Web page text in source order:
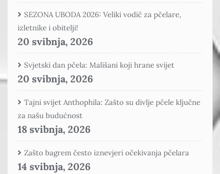
SEZONA UBODA 2026: Veliki vodič za pčelare,
izletnike i obitelji!
20 svibnja, 2026
Svjetski dan pčela: Mališani koji hrane svijet
20 svibnja, 2026
Tajni svijet Anthophila: Zašto su divlje pčele ključne
za našu budućnost
18 svibnja, 2026
Zašto bagrem često iznevjeri očekivanja pčelara
14 svibnja, 2026